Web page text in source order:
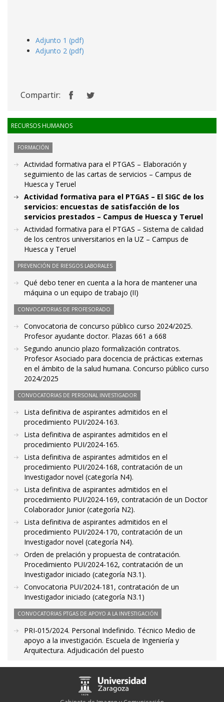
Adjunto 1 (pdf)
Adjunto 2 (pdf)
Compartir:
RECURSOS HUMANOS
FORMACIÓN
Actividad formativa para el PTGAS – Elaboración y
seguimiento de las cartas de servicios – Campus de
Huesca y Teruel
Actividad formativa para el PTGAS – El SIGC de los
servicios: encuestas de satisfacción de los
servicios prestados – Campus de Huesca y Teruel
Actividad formativa para el PTGAS – Sistema de calidad
de los centros universitarios en la UZ – Campus de
Huesca y Teruel
PREVENCIÓN DE RIESGOS LABORALES
Qué debo tener en cuenta a la hora de mantener una
máquina o un equipo de trabajo (II)
CONVOCATORIAS DE PROFESORADO
Convocatoria de concurso público curso 2024/2025.
Profesor ayudante doctor. Plazas 661 a 668
Segundo anuncio plazo formalización contratos.
Profesor Asociado para docencia de prácticas externas
en el ámbito de la salud humana. Concurso público curso
2024/2025
CONVOCATORIAS DE PERSONAL INVESTIGADOR
Lista definitiva de aspirantes admitidos en el
procedimiento PUI/2024-163.
Lista definitiva de aspirantes admitidos en el
procedimiento PUI/2024-165.
Lista definitiva de aspirantes admitidos en el
procedimiento PUI/2024-168, contratación de un
Investigador novel (categoría N4).
Lista definitiva de aspirantes admitidos en el
procedimiento PUI/2024-169, contratación de un Doctor
Colaborador Junior (categoría N2).
Lista definitiva de aspirantes admitidos en el
procedimiento PUI/2024-170, contratación de un
Investigador novel (categoría N4).
Orden de prelación y propuesta de contratación.
Procedimiento PUI/2024-162, contratación de un
Investigador iniciado (categoría N3.1).
Convocatoria PUI/2024-181, contratación de un
Investigador iniciado (categoría N3.1)
CONVOCATORIAS PTGAS DE APOYO A LA INVESTIGACIÓN
PRI-015/2024. Personal Indefinido. Técnico Medio de
apoyo a la investigación. Escuela de Ingeniería y
Arquitectura. Adjudicación del puesto